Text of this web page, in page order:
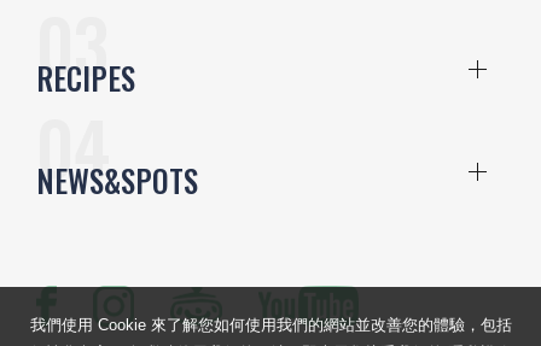
RECIPES
NEWS&SPOTS
我們使用 Cookie 來了解您如何使用我們的網站並改善您的體驗，包括